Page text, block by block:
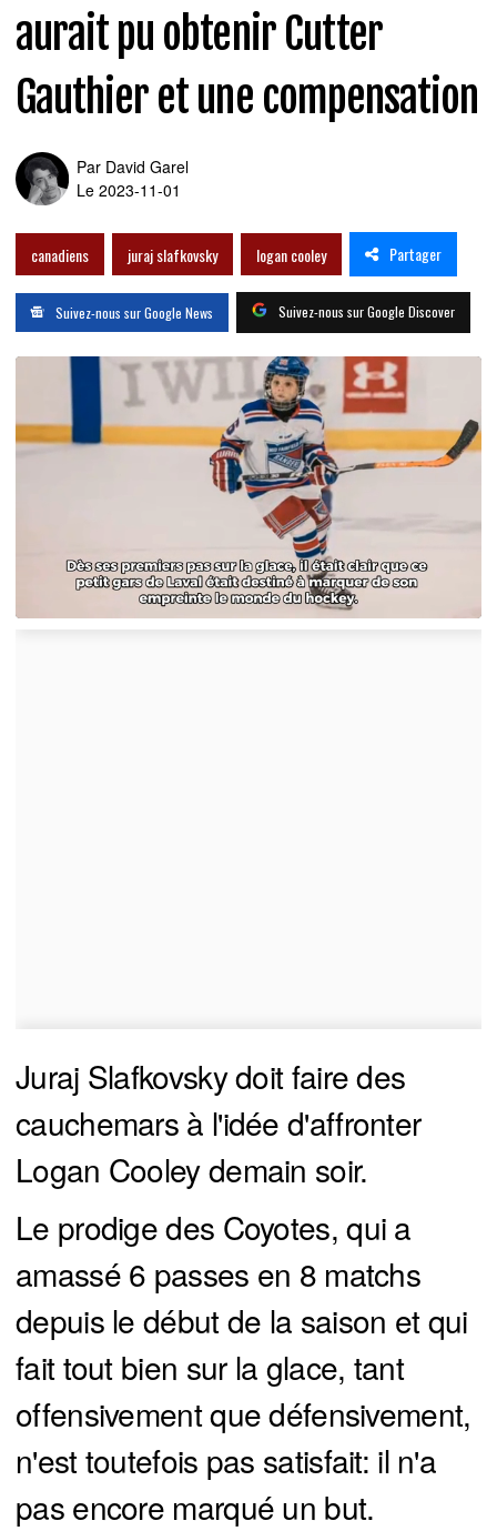
aurait pu obtenir Cutter
Gauthier et une compensation
Par David Garel
Le 2023-11-01
canadiens juraj slafkovsky logan cooley Partager
Suivez-nous sur Google News Suivez-nous sur Google Discover
Juraj Slafkovsky doit faire des
cauchemars à l'idée d'affronter
Logan Cooley demain soir.
Le prodige des Coyotes, qui a
amassé 6 passes en 8 matchs
depuis le début de la saison et qui
fait tout bien sur la glace, tant
offensivement que défensivement,
n'est toutefois pas satisfait: il n'a
pas encore marqué un but.